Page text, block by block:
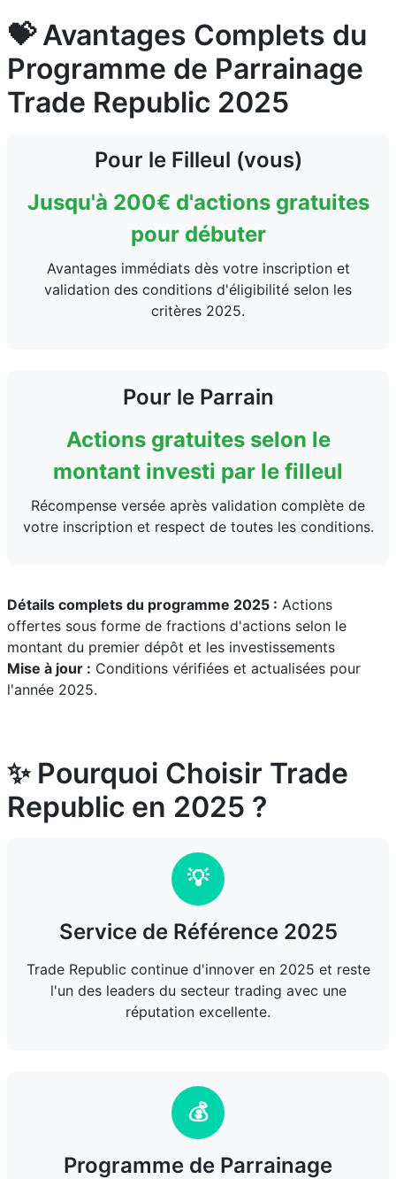
💝 Avantages Complets du
Programme de Parrainage
Trade Republic 2025
Pour le Filleul (vous)
Jusqu'à 200€ d'actions gratuites
pour débuter
Avantages immédiats dès votre inscription et
validation des conditions d'éligibilité selon les
critères 2025.
Pour le Parrain
Actions gratuites selon le
montant investi par le filleul
Récompense versée après validation complète de
votre inscription et respect de toutes les conditions.
Détails complets du programme 2025 : Actions
offertes sous forme de fractions d'actions selon le
montant du premier dépôt et les investissements
Mise à jour : Conditions vérifiées et actualisées pour
l'année 2025.
✨ Pourquoi Choisir Trade
Republic en 2025 ?
💡
Service de Référence 2025
Trade Republic continue d'innover en 2025 et reste
l'un des leaders du secteur trading avec une
réputation excellente.
💰
Programme de Parrainage